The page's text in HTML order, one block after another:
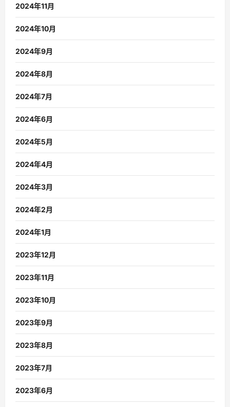
2024年11月
2024年10月
2024年9月
2024年8月
2024年7月
2024年6月
2024年5月
2024年4月
2024年3月
2024年2月
2024年1月
2023年12月
2023年11月
2023年10月
2023年9月
2023年8月
2023年7月
2023年6月